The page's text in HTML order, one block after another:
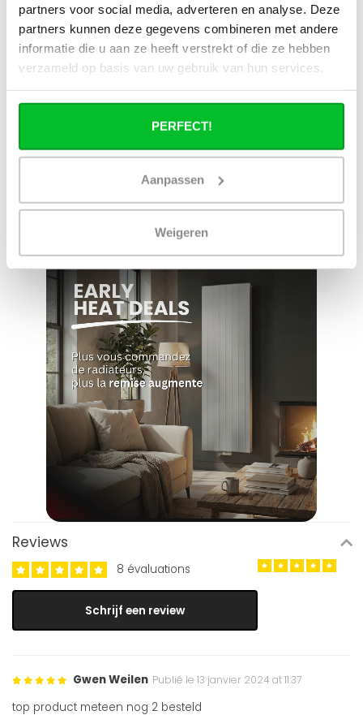
partners voor social media, adverteren en analyse. Deze
partners kunnen deze gegevens combineren met andere
informatie die u aan ze heeft verstrekt of die ze hebben
verzameld op basis van uw gebruik van hun services.
PERFECT!
Aanpassen
Weigeren
Envoyer un message
Livraison à partir de
notre propre stock
jours
Pas bon = remboursé
magasin ?
jours par semaine.
Pays-Bas et en Belgique
kosten achteraf
Reviews
8 évaluations
Schrijf een review
Gwen Weilen Publié le 13 janvier 2024 at 11:37
top product meteen nog 2 besteld